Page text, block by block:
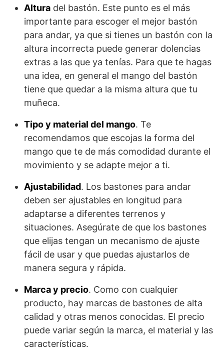
Altura del bastón. Este punto es el más
importante para escoger el mejor bastón
para andar, ya que si tienes un bastón con la
altura incorrecta puede generar dolencias
extras a las que ya tenías. Para que te hagas
una idea, en general el mango del bastón
tiene que quedar a la misma altura que tu
muñeca.
Tipo y material del mango. Te
recomendamos que escojas la forma del
mango que te de más comodidad durante el
movimiento y se adapte mejor a ti.
Ajustabilidad. Los bastones para andar
deben ser ajustables en longitud para
adaptarse a diferentes terrenos y
situaciones. Asegúrate de que los bastones
que elijas tengan un mecanismo de ajuste
fácil de usar y que puedas ajustarlos de
manera segura y rápida.
Marca y precio. Como con cualquier
producto, hay marcas de bastones de alta
calidad y otras menos conocidas. El precio
puede variar según la marca, el material y las
características.